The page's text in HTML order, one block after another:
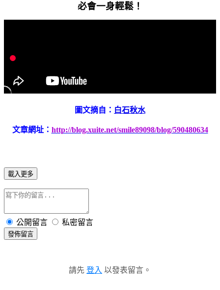
必會一身輕鬆！
圖文摘自： 白石秋水
文章網址： http://blog.xuite.net/smile89098/blog/590480634
載入更多
公開留言 私密留言
發佈留言
請先 登入 以發表留言。